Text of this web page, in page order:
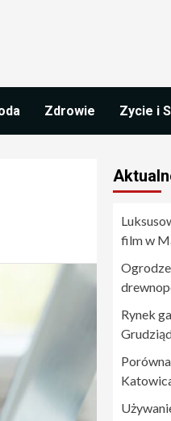
Zdrowie Zycie i
film w
Rynek